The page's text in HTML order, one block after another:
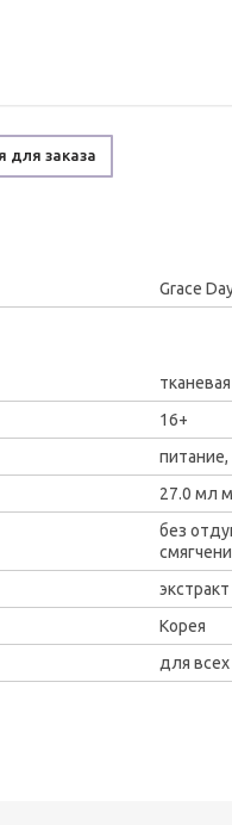
для заказа
Grace
тканевая
16+
27.0 мл
без
Корея
для